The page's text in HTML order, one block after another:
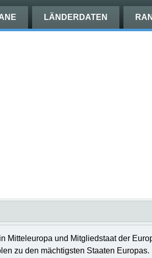
LÄNDERDATEN
Mitteleuropa und Mitgliedstaat der
zu den mächtigsten Staaten